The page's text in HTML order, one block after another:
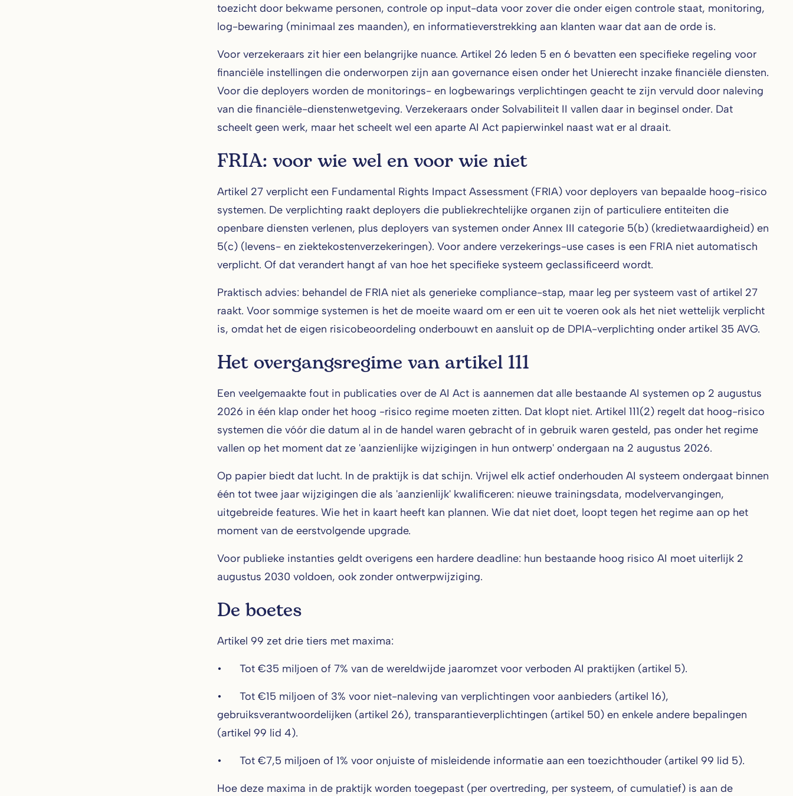
toezicht door bekwame personen, controle op input-data voor zover die onder eigen controle staat, monitoring,
log-bewaring (minimaal zes maanden), en informatieverstrekking aan klanten waar dat aan de orde is.
Voor verzekeraars zit hier een belangrijke nuance. Artikel 26 leden 5 en 6 bevatten een specifieke regeling voor
financiële instellingen die onderworpen zijn aan governance eisen onder het Unierecht inzake financiële diensten.
Voor die deployers worden de monitorings- en logbewarings verplichtingen geacht te zijn vervuld door naleving
van die financiële-dienstenwetgeving. Verzekeraars onder Solvabiliteit II vallen daar in beginsel onder. Dat
scheelt geen werk, maar het scheelt wel een aparte AI Act papierwinkel naast wat er al draait.
FRIA: voor wie wel en voor wie niet
Artikel 27 verplicht een Fundamental Rights Impact Assessment (FRIA) voor deployers van bepaalde hoog-risico
systemen. De verplichting raakt deployers die publiekrechtelijke organen zijn of particuliere entiteiten die
openbare diensten verlenen, plus deployers van systemen onder Annex III categorie 5(b) (kredietwaardigheid) en
5(c) (levens- en ziektekostenverzekeringen). Voor andere verzekerings-use cases is een FRIA niet automatisch
verplicht. Of dat verandert hangt af van hoe het specifieke systeem geclassificeerd wordt.
Praktisch advies: behandel de FRIA niet als generieke compliance-stap, maar leg per systeem vast of artikel 27
raakt. Voor sommige systemen is het de moeite waard om er een uit te voeren ook als het niet wettelijk verplicht
is, omdat het de eigen risicobeoordeling onderbouwt en aansluit op de DPIA-verplichting onder artikel 35 AVG.
Het overgangsregime van artikel 111
Een veelgemaakte fout in publicaties over de AI Act is aannemen dat alle bestaande AI systemen op 2 augustus
2026 in één klap onder het hoog -risico regime moeten zitten. Dat klopt niet. Artikel 111(2) regelt dat hoog-risico
systemen die vóór die datum al in de handel waren gebracht of in gebruik waren gesteld, pas onder het regime
vallen op het moment dat ze 'aanzienlijke wijzigingen in hun ontwerp' ondergaan na 2 augustus 2026.
Op papier biedt dat lucht. In de praktijk is dat schijn. Vrijwel elk actief onderhouden AI systeem ondergaat binnen
één tot twee jaar wijzigingen die als 'aanzienlijk' kwalificeren: nieuwe trainingsdata, modelvervangingen,
uitgebreide features. Wie het in kaart heeft kan plannen. Wie dat niet doet, loopt tegen het regime aan op het
moment van de eerstvolgende upgrade.
Voor publieke instanties geldt overigens een hardere deadline: hun bestaande hoog risico AI moet uiterlijk 2
augustus 2030 voldoen, ook zonder ontwerpwijziging.
De boetes
Artikel 99 zet drie tiers met maxima:
• Tot €35 miljoen of 7% van de wereldwijde jaaromzet voor verboden AI praktijken (artikel 5).
• Tot €15 miljoen of 3% voor niet-naleving van verplichtingen voor aanbieders (artikel 16),
gebruiksverantwoordelijken (artikel 26), transparantieverplichtingen (artikel 50) en enkele andere bepalingen
(artikel 99 lid 4).
• Tot €7,5 miljoen of 1% voor onjuiste of misleidende informatie aan een toezichthouder (artikel 99 lid 5).
Hoe deze maxima in de praktijk worden toegepast (per overtreding, per systeem, of cumulatief) is aan de